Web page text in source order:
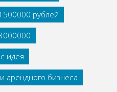
рублей
идея
арендного бизнеса